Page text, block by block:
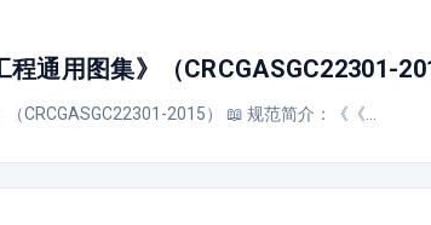
程通用图集》（CRCGASGC22301-
CRCGASGC22301-2015） 📖 规范简介：《《…